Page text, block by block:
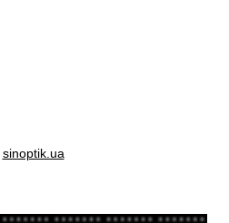
sinoptik.ua